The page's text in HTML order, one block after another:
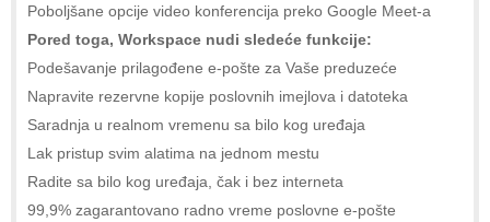
Poboljšane opcije video konferencija preko Google Meet-a
Pored toga, Workspace nudi sledeće funkcije:
Podešavanje prilagođene e-pošte za Vaše preduzeće
Napravite rezervne kopije poslovnih imejlova i datoteka
Saradnja u realnom vremenu sa bilo kog uređaja
Lak pristup svim alatima na jednom mestu
Radite sa bilo kog uređaja, čak i bez interneta
99,9% zagarantovano radno vreme poslovne e-pošte